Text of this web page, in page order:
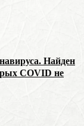
Найден
COVID не